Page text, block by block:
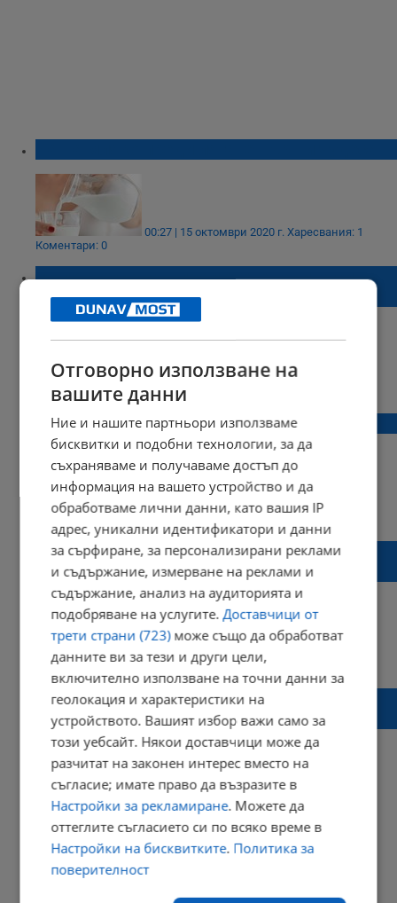
00:27 | 15 октомври 2020 г. Харесвания: 1
Коментари: 0
За по-добър сън променете начина си на
хранене
19:07 | 04 септември 2019 г. Харесвания: 0
Коментари: 0
7 храни за спокоен сън
22:39 | 13 февруари 2019 г. Харесвания: 0
Коментари: 0
Нощните смени повишават риска от
развитие на рак
11:59 | 06 декември 2016 г.
Коментари: 0
Какъв плод да хапнем, за да заспим
лесно?
01:37 | 09 септември 2016 г. Харесвания: 0
Коментари: 0
Отговорно използване на
вашите данни
Ние и нашите партньори използваме
бисквитки и подобни технологии, за да
съхраняваме и получаваме достъп до
информация на вашето устройство и да
обработваме лични данни, като вашия IP
адрес, уникални идентификатори и данни
за сърфиране, за персонализирани реклами
и съдържание, измерване на реклами и
съдържание, анализ на аудиторията и
подобряване на услугите.Доставчици от
трети страни (723)може също да обработват
данните ви за тези и други цели,
включително използване на точни данни за
геолокация и характеристики на
устройството. Вашият избор важи само за
този уебсайт. Някои доставчици може да
разчитат на законен интерес вместо на
съгласие; имате право да възразите в
Настройки за рекламиране. Можете да
оттеглите съгласието си по всяко време в
Настройки на бисквитките. Политика за
поверителност